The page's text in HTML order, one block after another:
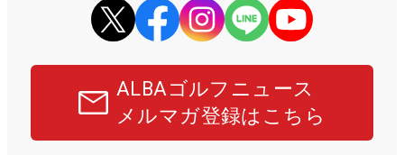
ALBAゴルフニュース
メルマガ登録はこちら